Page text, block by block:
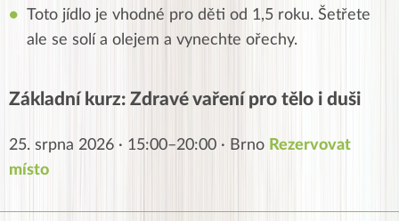
Toto jídlo je vhodné pro děti od 1,5 roku. Šetřete
ale se solí a olejem a vynechte ořechy.
Základní kurz: Zdravé vaření pro tělo i duši
25. srpna 2026 · 15:00–20:00 · Brno Rezervovat
místo